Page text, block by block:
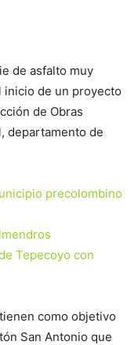
de asfalto muy
inicio de un proyecto
de Obras
departamento de
precolombino
Tepecoyo con
como objetivo
San Antonio que